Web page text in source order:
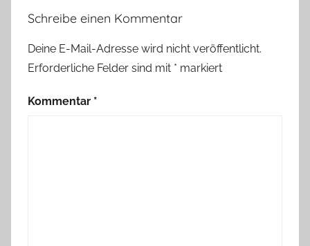
Schreibe einen Kommentar
Deine E-Mail-Adresse wird nicht veröffentlicht.
Erforderliche Felder sind mit * markiert
Kommentar *